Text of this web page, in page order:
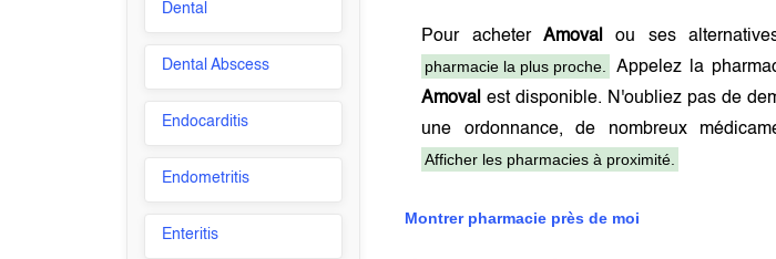
Dental
Dental Abscess
Endocarditis
Endometritis
Enteritis
Pour acheter Amoval ou ses
pharmacie la plus proche.
Appelez la
Amoval est disponible. N'oubliez pas de
une ordonnance, de nombreux
Afficher les pharmacies à proximité.
Montrer pharmacie près de moi